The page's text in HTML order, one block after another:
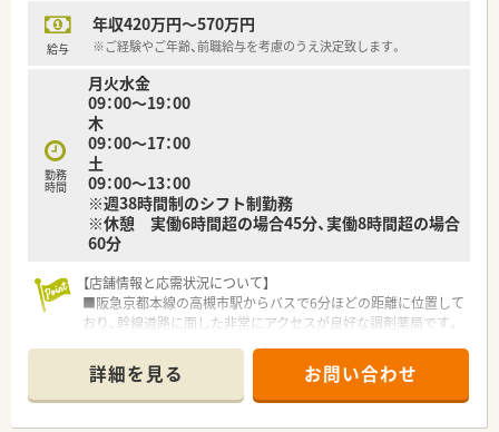
て薬局ごとに必要な調剤機器の積極的な導入をおこなっていま
す。
ちが安心して業務できるようなサポートが整っています。
■「会社に貢献する人材には最高の評価と待遇を」という理念を
掲げており、個人の頑張りがしっかりと還元される仕組みです。
給与
年収420万円～570万円
※ご経験やご年齢、前職給与を考慮のうえ決定致します。
勤務
時間
月火水金
09：00～19：00
木
09：00～17：00
土
09：00～13：00
※週38時間制のシフト制勤務
※休憩 実働6時間超の場合45分、実働8時間超の場合
60分
【店舗情報と応需状況について】
■阪急京都本線の高槻市駅からバスで6分ほどの距離に位置して
おり、幹線道路に面した非常にアクセスが良好な調剤薬局です。
おり、1日あたり40枚から50枚前後の処方箋を取り扱います。
■薬剤師は常勤3名と非常勤1名が在籍しており、常時2名から3
名の複数体制を整えているため、安心して実務に取り組めます。
詳細を見る お問い合わせ